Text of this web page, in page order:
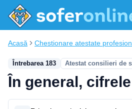
Acasă Chestionare atestate
Întrebarea 183 Atestat consilieri de
În general,